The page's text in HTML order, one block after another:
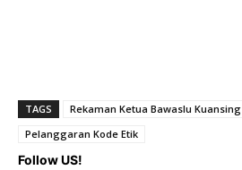
TAGS Rekaman Ketua Bawaslu Kuansing
Pelanggaran Kode Etik
Follow US!